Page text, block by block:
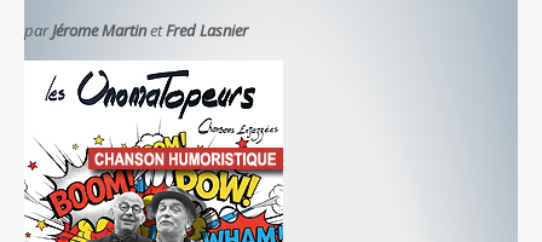
parJérome MartinetFred Lasnier